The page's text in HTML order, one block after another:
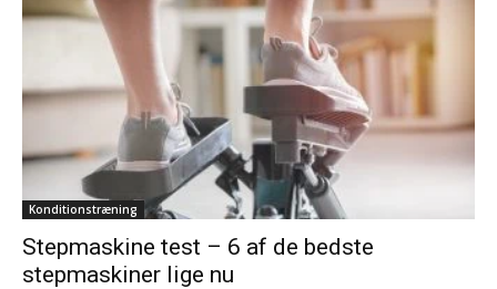
Konditionstræning
Stepmaskine test – 6 af de bedste
stepmaskiner lige nu